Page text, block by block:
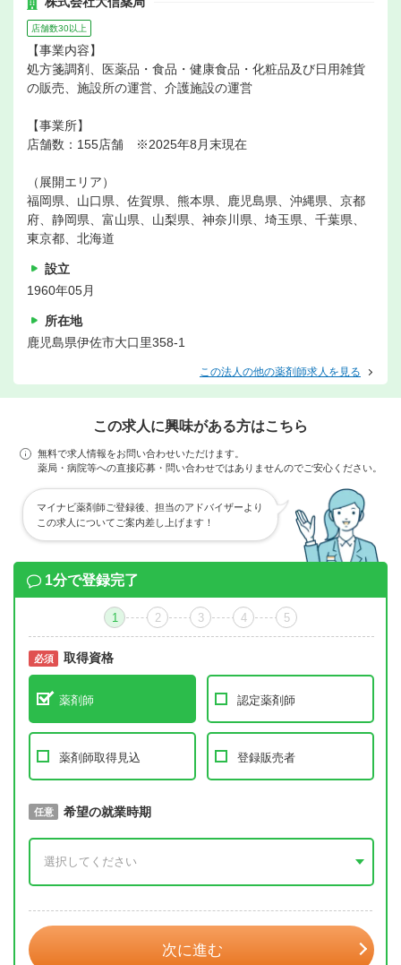
店舗数30以上
【事業内容】
処方箋調剤、医薬品・食品・健康食品・化粧品及び日用雑貨
の販売、施設所の運営、介護施設の運営
【事業所】
店舗数：155店舗 ※2025年8月末現在
（展開エリア）
福岡県、山口県、佐賀県、熊本県、鹿児島県、沖縄県、京都
府、静岡県、富山県、山梨県、神奈川県、埼玉県、千葉県、
東京都、北海道
設立
1960年05月
所在地
鹿児島県伊佐市大口里358-1
この法人の他の薬剤師求人を見る
この求人に興味がある方はこちら
無料で求人情報をお問い合わせいただけます。
薬局・病院等への直接応募・問い合わせではありませんのでご安心ください。
マイナビ薬剤師ご登録後、担当のアドバイザーより
この求人についてご案内差し上げます！
1分で登録完了
1 2 3 4 5
必須 取得資格
薬剤師 認定薬剤師
薬剤師取得見込 登録販売者
必須 取得予定年
任意 希望の就業時期
次に進む